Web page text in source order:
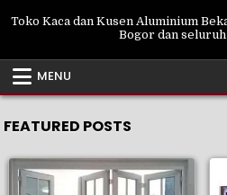
Toko Kaca dan Kusen Aluminium
Bogor dan
MENU
FEATURED POSTS